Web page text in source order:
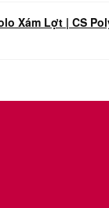
từ
19.000 ₫
Xám Lợt | CS